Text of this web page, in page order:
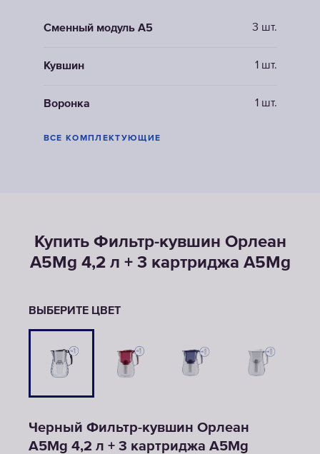
Сменный модуль A5 3 шт.
Кувшин 1 шт.
Воронка 1 шт.
ВСЕ КОМПЛЕКТУЮЩИЕ
Купить Фильтр-кувшин Орлеан
А5Mg 4,2 л + 3 картриджа А5Mg
ВЫБЕРИТЕ ЦВЕТ
Черный Фильтр-кувшин Орлеан
А5Mg 4,2 л + 3 картриджа А5Mg